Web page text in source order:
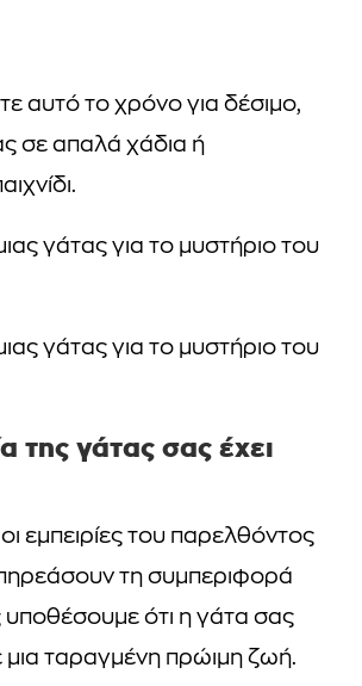
αυτό το χρόνο για δέσιμο,
σε απαλά χάδια ή
γάτας για το μυστήριο του
γάτας για το μυστήριο του
της γάτας σας έχει
εμπειρίες του παρελθόντος
τη συμπεριφορά
υποθέσουμε ότι η γάτα σας
μια ταραγμένη πρώιμη ζωή.